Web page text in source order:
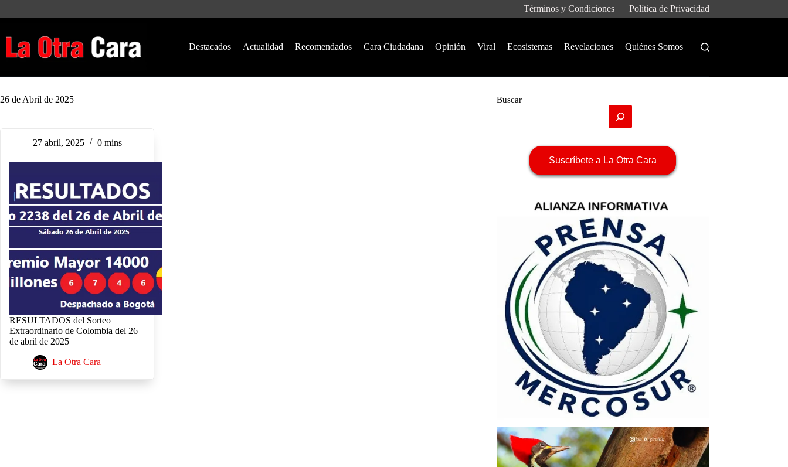
Términos y Condiciones Política de Privacidad
Destacados Actualidad Recomendados Cara Ciudadana Opinión Viral Ecosistemas Revelaciones Quiénes Somos
26 de Abril de 2025
27 abril, 2025 0 mins
RESULTADOS del Sorteo
Extraordinario de Colombia del 26
de abril de 2025
La Otra Cara
Buscar
Suscríbete a La Otra Cara